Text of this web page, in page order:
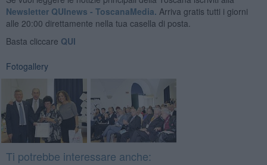
Newsletter QUInews - ToscanaMedia. Arriva gratis tutti i giorni
alle 20:00 direttamente nella tua casella di posta.
Basta cliccare QUI
Fotogallery
Ti potrebbe interessare anche: